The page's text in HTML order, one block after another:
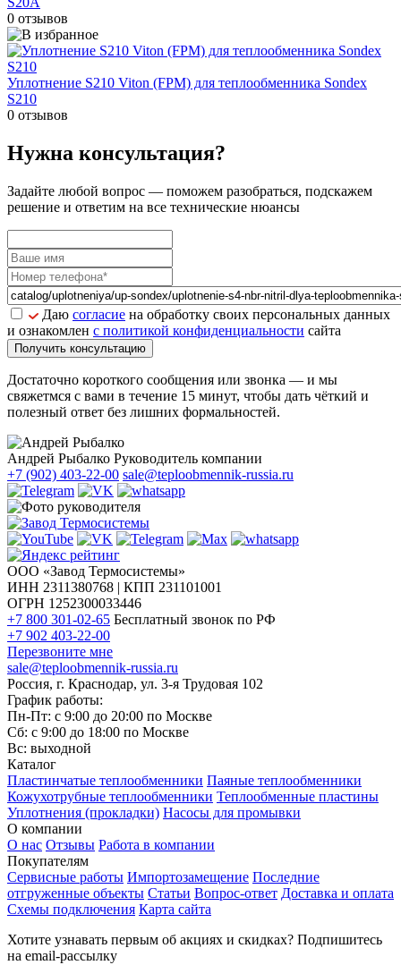
0 отзывов
Уплотнение S210 Viton (FPM) для теплообменника Sondex
S210
0 отзывов
Нужна консультация?
Задайте любой вопрос — поможем разобраться, подскажем
решение и ответим на все технические нюансы
Даю согласие на обработку своих персональных данных
и ознакомлен с политикой конфиденциальности сайта
Получить консультацию
Достаточно короткого сообщения или звонка — и мы
свяжетмся с вами в течение 15 минут, чтобы дать чёткий и
полезный ответ без лишних формальностей.
Андрей Рыбалко Руководитель компании
+7 (902) 403-22-00 sale@teploobmennik-russia.ru
ООО «Завод Термосистемы»
ИНН 2311380768 | КПП 231101001
ОГРН 1252300033446
+7 800 301-02-65 Бесплатный звонок по РФ
+7 902 403-22-00
Перезвоните мне
sale@teploobmennik-russia.ru
Россия, г. Краснодар, ул. 3-я Трудовая 102
График работы:
Пн-Пт: с 9:00 до 20:00 по Москве
Сб: с 9:00 до 18:00 по Москве
Вс: выходной
Каталог
Пластинчатые теплообменники Паяные теплообменники
Кожухотрубные теплообменники Теплообменные пластины
Уплотнения (прокладки) Насосы для промывки
О компании
О нас Отзывы Работа в компании
Покупателям
Сервисные работы Импортозамещение Последние
отгруженные объекты Статьи Вопрос-ответ Доставка и оплата
Схемы подключения Карта сайта
Хотите узнавать первым об акциях и скидках? Подпишитесь
на email-рассылку